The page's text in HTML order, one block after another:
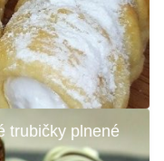
trubičky plnené